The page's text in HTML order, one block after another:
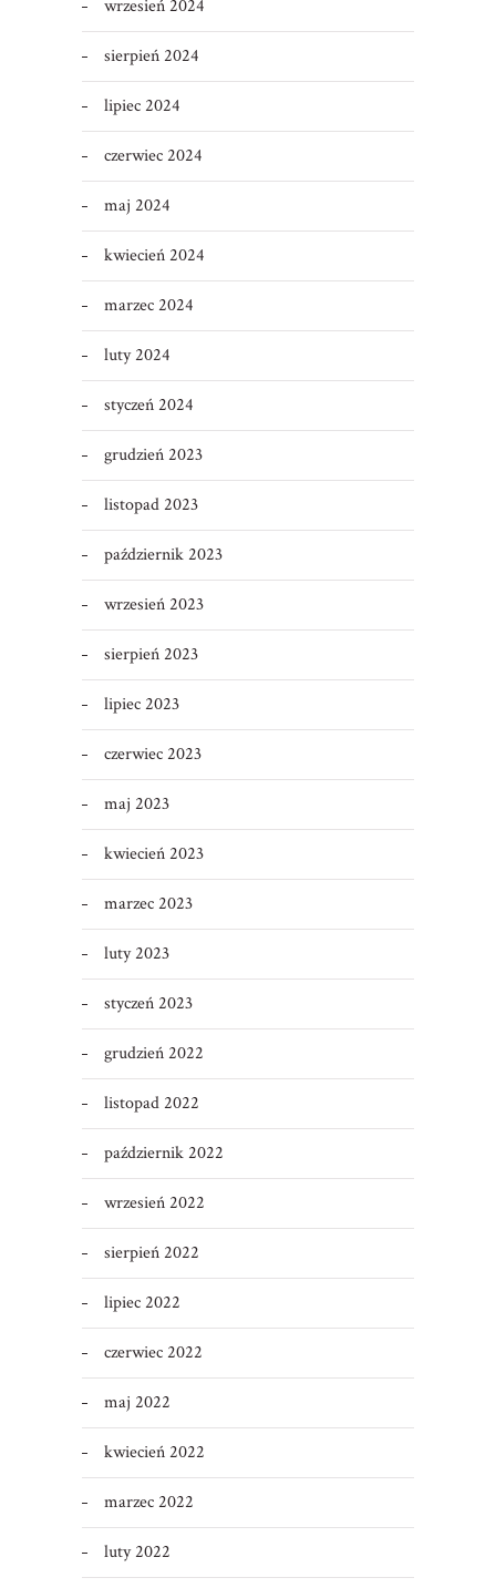
wrzesień 2024
sierpień 2024
lipiec 2024
czerwiec 2024
maj 2024
kwiecień 2024
marzec 2024
luty 2024
styczeń 2024
grudzień 2023
listopad 2023
październik 2023
wrzesień 2023
sierpień 2023
lipiec 2023
czerwiec 2023
maj 2023
kwiecień 2023
marzec 2023
luty 2023
styczeń 2023
grudzień 2022
listopad 2022
październik 2022
wrzesień 2022
sierpień 2022
lipiec 2022
czerwiec 2022
maj 2022
kwiecień 2022
marzec 2022
luty 2022